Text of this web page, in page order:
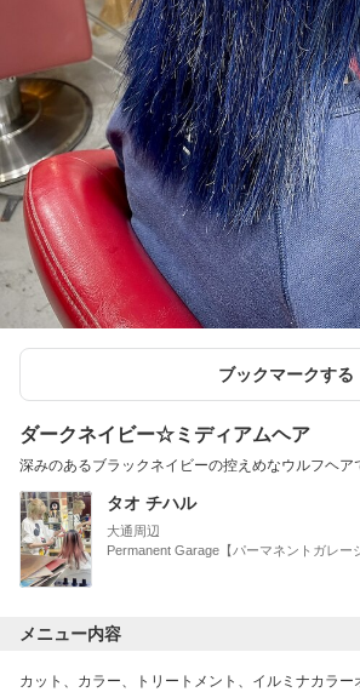
ブックマークする
ダークネイビー☆ミディアムヘア
深みのあるブラックネイビーの控えめなウルフヘア
タオ チハル
大通周辺
Permanent Garage【パーマネントガレー
メニュー内容
カット、カラー、トリートメント、イルミナカラー